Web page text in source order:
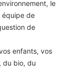
le
équipe de
de
enfants, vos
du bio, du